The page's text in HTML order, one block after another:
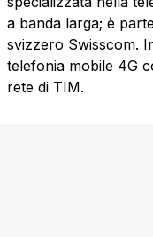
a banda larga; è
svizzero Swisscom.
telefonia mobile 4G
rete di TIM.